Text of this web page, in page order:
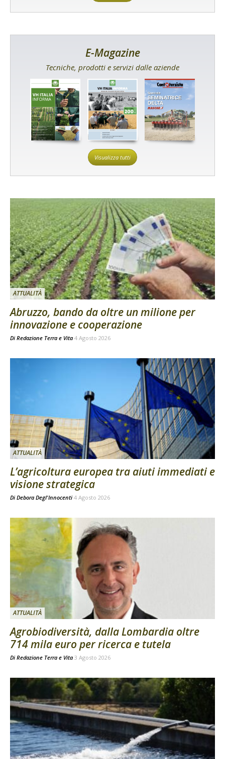
E-Magazine
Tecniche, prodotti e servizi dalle aziende
Visualizza tutti
ATTUALITÀ
Abruzzo, bando da oltre un milione per
innovazione e cooperazione
Di Redazione Terra e Vita 4 Agosto 2026
ATTUALITÀ
L’agricoltura europea tra aiuti immediati e
visione strategica
Di Debora Degl'Innocenti 4 Agosto 2026
ATTUALITÀ
Agrobiodiversità, dalla Lombardia oltre
714 mila euro per ricerca e tutela
Di Redazione Terra e Vita 3 Agosto 2026